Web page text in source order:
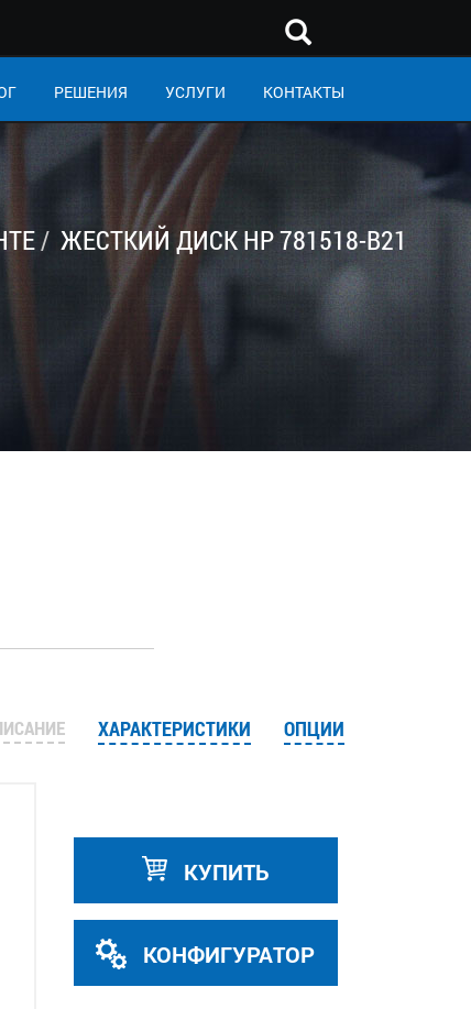
РЕШЕНИЯ УСЛУГИ КОНТАКТЫ
ЖЕСТКИЙ ДИСК HP 781518-B21
ХАРАКТЕРИСТИКИ ОПЦИИ
КУПИТЬ
КОНФИГУРАТОР